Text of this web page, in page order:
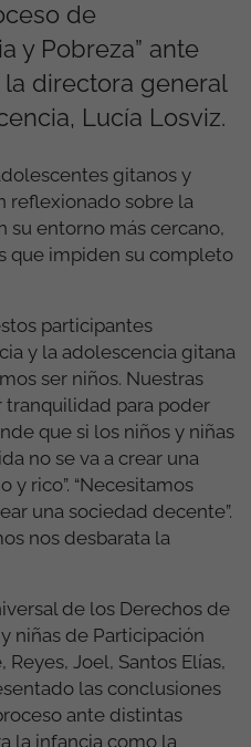
de
y Pobreza” ante
directora general
Lucía Losviz.
gitanos y
reflexionado sobre la
su entorno más cercano,
que impiden su completo
participantes
y la adolescencia gitana
ser niños. Nuestras
para poder
que si los niños y niñas
no se va a crear una
y rico”. “Necesitamos
una sociedad decente”.
nos desbarata la
de los Derechos de
niñas de Participación
Joel, Santos Elías,
las conclusiones
ante distintas
la infancia como la